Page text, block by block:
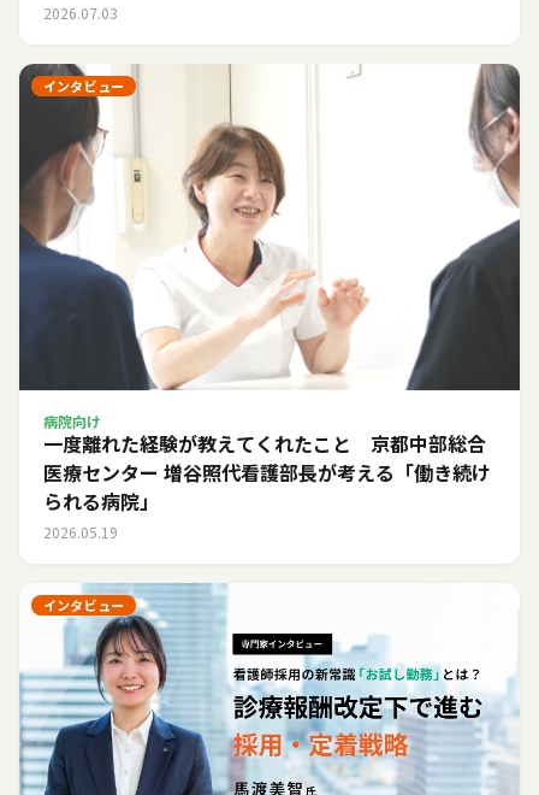
2026.07.03
インタビュー
病院向け
一度離れた経験が教えてくれたこと 京都中部総合
医療センター 増谷照代看護部長が考える「働き続け
られる病院」
2026.05.19
インタビュー